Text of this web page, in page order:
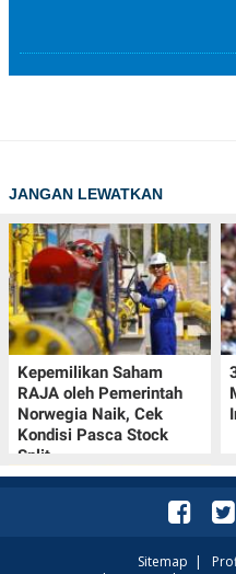
JANGAN LEWATKAN
Kepemilikan Saham
RAJA oleh Pemerintah
Norwegia Naik, Cek
Kondisi Pasca Stock
Split
Sitemap |